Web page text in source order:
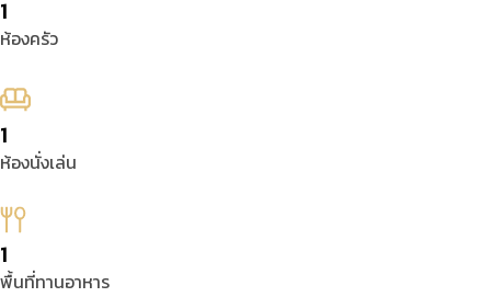
1
ห้องครัว
1
ห้องนั่งเล่น
1
พื้นที่ทานอาหาร